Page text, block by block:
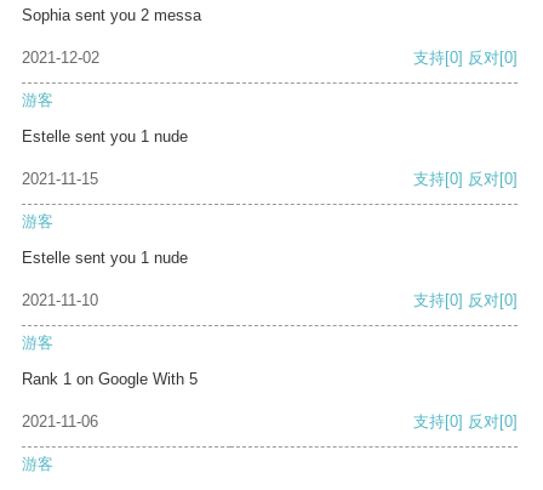
Sophia sent you 2 messa
2021-12-02 支持[0] 反对[0]
游客
Estelle sent you 1 nude
2021-11-15 支持[0] 反对[0]
游客
Estelle sent you 1 nude
2021-11-10 支持[0] 反对[0]
游客
Rank 1 on Google With 5
2021-11-06 支持[0] 反对[0]
游客